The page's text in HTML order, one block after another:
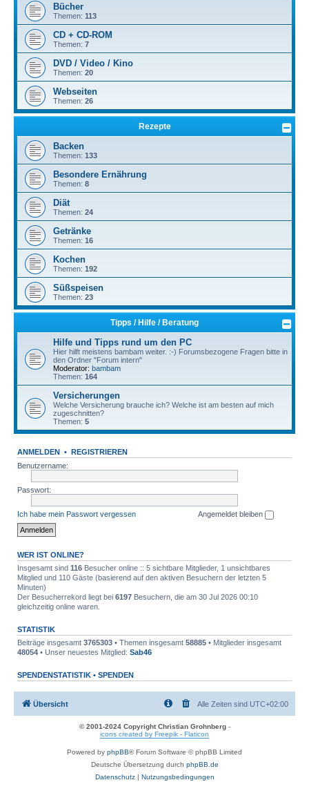
Bücher
Themen: 113
CD + CD-ROM
Themen: 7
DVD / Video / Kino
Themen: 20
Webseiten
Themen: 26
Rezepte
Backen
Themen: 133
Besondere Ernährung
Themen: 8
Diät
Themen: 24
Getränke
Themen: 16
Kochen
Themen: 192
Süßspeisen
Themen: 23
Tipps / Hilfe / Beratung
Hilfe und Tipps rund um den PC
Hier hilft meistens bambam weiter. :-) Forumsbezogene Fragen bitte in
den Ordner "Forum intern"
Moderator: bambam
Themen: 164
Versicherungen
Welche Versicherung brauche ich? Welche ist am besten auf mich
zugeschnitten?
Themen: 5
ANMELDEN • REGISTRIEREN
Benutzername:
Passwort:
Ich habe mein Passwort vergessen Angemeldet bleiben
WER IST ONLINE?
Insgesamt sind 116 Besucher online :: 5 sichtbare Mitglieder, 1 unsichtbares
Mitglied und 110 Gäste (basierend auf den aktiven Besuchern der letzten 5
Minuten)
Der Besucherrekord liegt bei 6197 Besuchern, die am 30 Jul 2026 00:10
gleichzeitig online waren.
STATISTIK
Beiträge insgesamt 3765303 • Themen insgesamt 58885 • Mitglieder insgesamt
48054 • Unser neuestes Mitglied: Sab46
SPENDENSTATISTIK • SPENDEN
Übersicht Alle Zeiten sind UTC+02:00
© 2001-2024 Copyright Christian Grohnberg-
icons created by Freepik - Flaticon
Powered by phpBB® Forum Software © phpBB Limited
Deutsche Übersetzung durch phpBB.de
Datenschutz| Nutzungsbedingungen